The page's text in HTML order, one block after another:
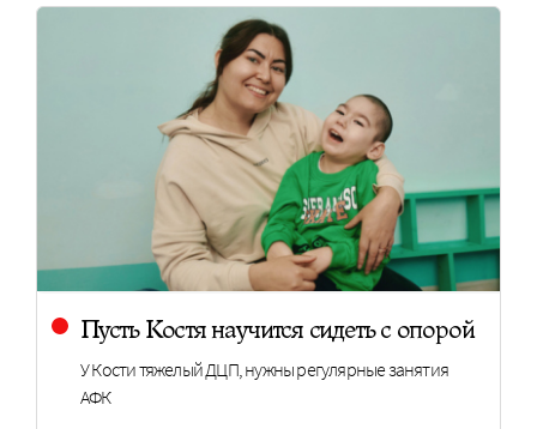
Пусть Костя научится сидеть с опорой
У Кости тяжелый ДЦП, нужны регулярные занятия
АФК